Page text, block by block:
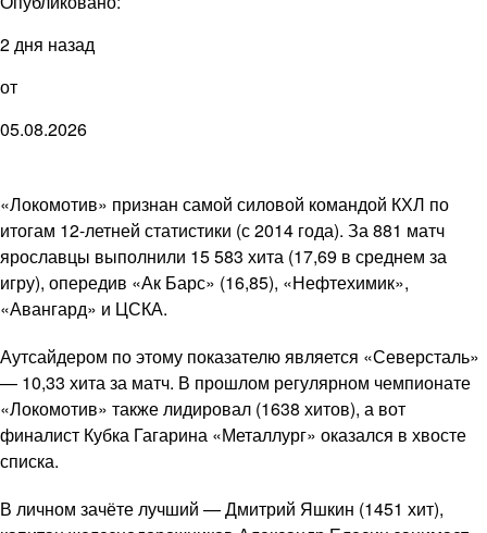
2 дня назад
от
05.08.2026
«Локомотив» признан самой силовой командой КХЛ по
итогам 12-летней статистики (с 2014 года). За 881 матч
ярославцы выполнили 15 583 хита (17,69 в среднем за
игру), опередив «Ак Барс» (16,85), «Нефтехимик»,
«Авангард» и ЦСКА.
Аутсайдером по этому показателю является «Северсталь»
— 10,33 хита за матч. В прошлом регулярном чемпионате
«Локомотив» также лидировал (1638 хитов), а вот
финалист Кубка Гагарина «Металлург» оказался в хвосте
списка.
В личном зачёте лучший — Дмитрий Яшкин (1451 хит),